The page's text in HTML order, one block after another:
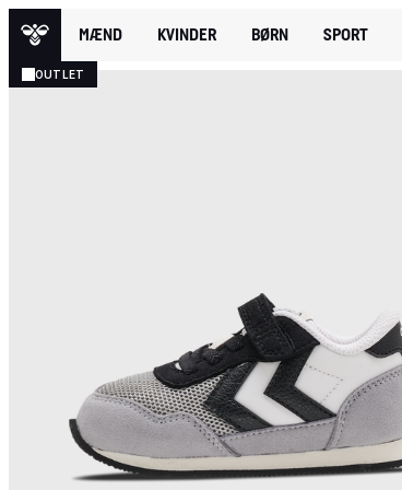
MÆND KVINDER BØRN SPORT
OUTLET